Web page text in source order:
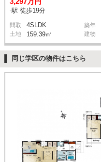
-駅 徒歩19分
間取 4SLDK 築年
土地 159.39㎡ 建物
同じ学区の物件はこちら